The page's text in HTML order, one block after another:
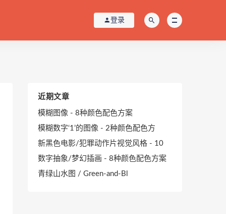
登录
近期文章
模糊图像 - 8种颜色配色方案
模糊数字‘1’的图像 - 2种颜色配色方
新黑色电影/犯罪动作片视觉风格 - 10
数字抽象/梦幻插画 - 8种颜色配色方案
青绿山水图 / Green-and-Bl